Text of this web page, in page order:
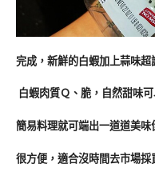
完成，新鮮的白蝦加上蒜味超
白蝦肉質Ｑ、脆，自然甜味
簡易料理就可端出一道道美味
很方便，適合沒時間去市場採